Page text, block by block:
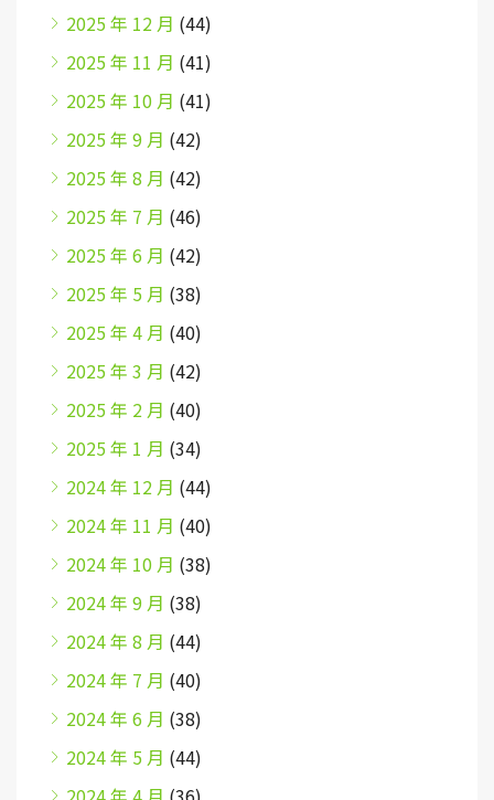
2025 年 12 月 (44)
2025 年 11 月 (41)
2025 年 10 月 (41)
2025 年 9 月 (42)
2025 年 8 月 (42)
2025 年 7 月 (46)
2025 年 6 月 (42)
2025 年 5 月 (38)
2025 年 4 月 (40)
2025 年 3 月 (42)
2025 年 2 月 (40)
2025 年 1 月 (34)
2024 年 12 月 (44)
2024 年 11 月 (40)
2024 年 10 月 (38)
2024 年 9 月 (38)
2024 年 8 月 (44)
2024 年 7 月 (40)
2024 年 6 月 (38)
2024 年 5 月 (44)